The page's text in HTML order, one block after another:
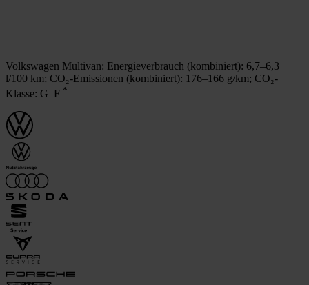
Volkswagen Multivan: Energieverbrauch (kombiniert): 6,7–6,3
l/100 km; CO₂-Emissionen (kombiniert): 176–166 g/km; CO₂-
Klasse: G–F *